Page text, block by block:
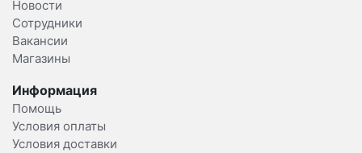
Новости
Сотрудники
Вакансии
Магазины
Информация
Помощь
Условия оплаты
Условия доставки